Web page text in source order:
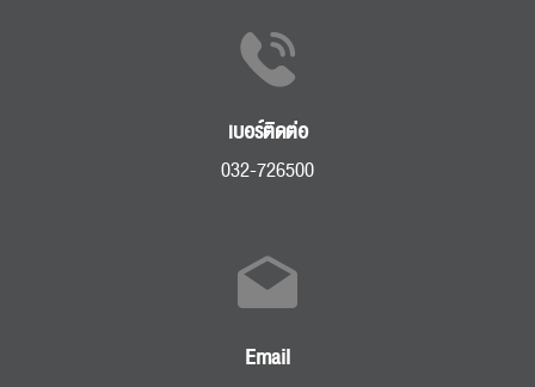
เบอร์ติดต่อ
032-726500
Email
RC Activity